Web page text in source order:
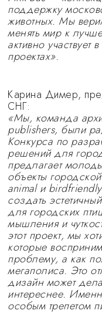
поддержку
животных. Мы
менять мир к
активно участвует
проектах».
Карина Димер,
СНГ:
«Мы, команда
publishers, были
Конкурса по
решений для
предлагает
объекты
animal и
создать
для городских
мышления и
этот проект, мы
которые
проблему, а как
мегаполиса. Это
дизайн может
интереснее.
особым трепетом